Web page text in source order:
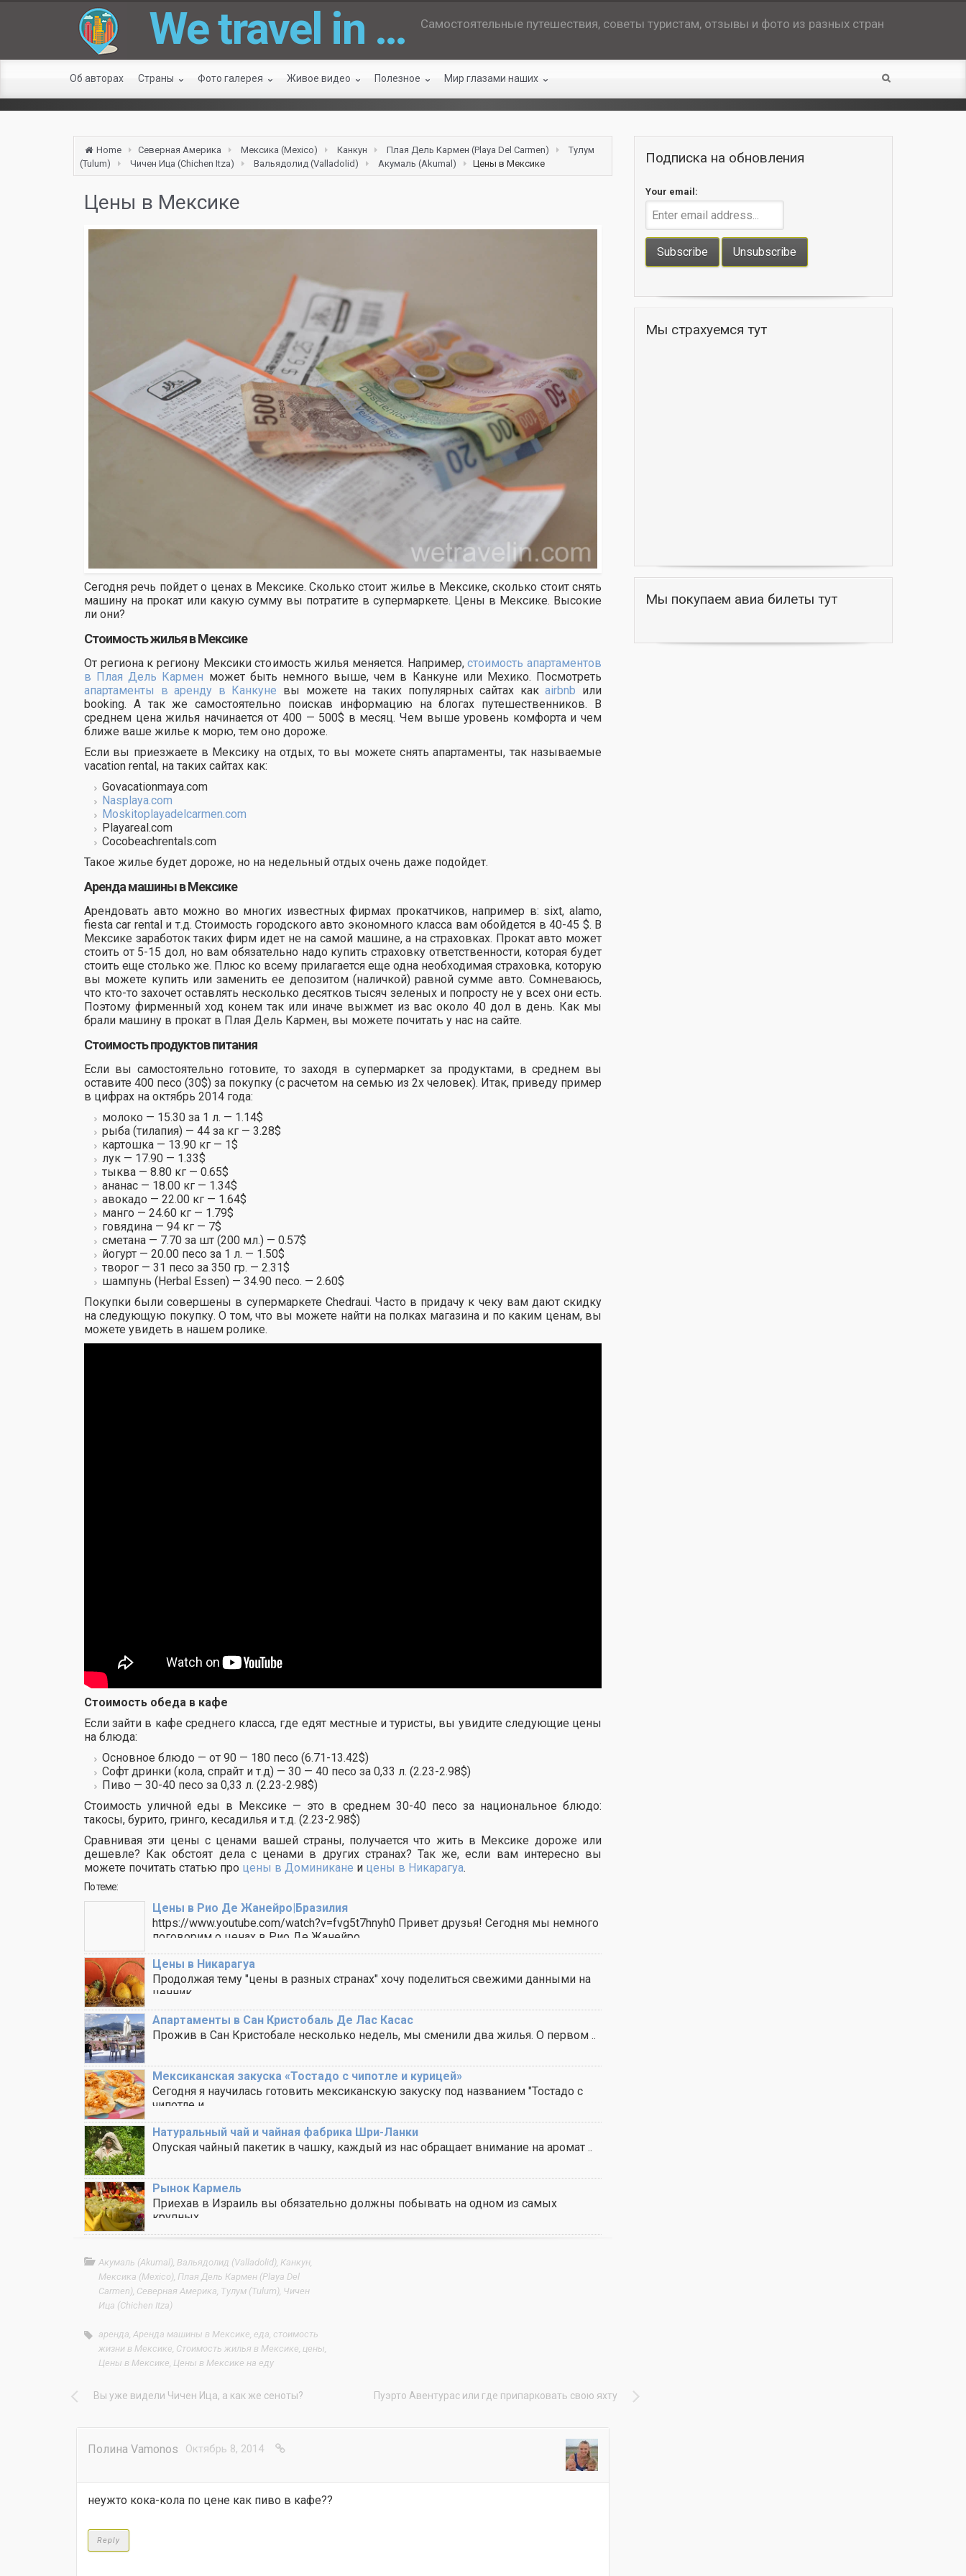
We travel in … Самостоятельные путешествия, советы туристам, отзывы и фото из разных стран
Об авторах Страны Фото галерея Живое видео Полезное Мир глазами наших
Home Северная Америка Мексика (Mexico) Канкун Плая Дель Кармен (Playa Del Carmen)
Тулум
(Tulum)
Чичен Ица (Сhichen Itza) Вальядолид (Valladolid) Акумаль (Akumal) Цены в Мексике
Цены в Мексике
Сегодня речь пойдет о ценах в Мексике. Сколько стоит жилье в Мексике, сколько стоит снять
машину на прокат или какую сумму вы потратите в супермаркете. Цены в Мексике. Высокие
ли они?
Стоимость жилья в Мексике
От региона к региону Мексики стоимость жилья меняется. Например,стоимость апартаментов
в Плая Дель Кармен может быть немного выше, чем в Канкуне или Мехико. Посмотреть
апартаменты в аренду в Канкуне вы можете на таких популярных сайтах какairbnb или
booking. А так же самостоятельно поискав информацию на блогах путешественников. В
среднем цена жилья начинается от 400 — 500$ в месяц. Чем выше уровень комфорта и чем
ближе ваше жилье к морю, тем оно дороже.
Если вы приезжаете в Мексику на отдых, то вы можете снять апартаменты, так называемые
vacation rental, на таких сайтах как:
Govacationmaya.com
Nasplaya.com
Moskitoplayadelcarmen.com
Playareal.com
Cocobeachrentals.com
Такое жилье будет дороже, но на недельный отдых очень даже подойдет.
Аренда машины в Мексике
Арендовать авто можно во многих известных фирмах прокатчиков, например в: sixt, alamo,
fiesta car rental и т.д. Стоимость городского авто экономного класса вам обойдется в 40-45 $. В
Мексике заработок таких фирм идет не на самой машине, а на страховках. Прокат авто может
стоить от 5-15 дол, но вам обязательно надо купить страховку ответственности, которая будет
стоить еще столько же. Плюс ко всему прилагается еще одна необходимая страховка, которую
вы можете купить или заменить ее депозитом (наличкой) равной сумме авто. Сомневаюсь,
что кто-то захочет оставлять несколько десятков тысяч зеленых и попросту не у всех они есть.
Поэтому фирменный ход конем так или иначе выжмет из вас около 40 дол в день. Как мы
брали машину в прокат в Плая Дель Кармен, вы можете почитать у нас на сайте.
Стоимость продуктов питания
Если вы самостоятельно готовите, то заходя в супермаркет за продуктами, в среднем вы
оставите 400 песо (30$) за покупку (с расчетом на семью из 2х человек). Итак, приведу пример
в цифрах на октябрь 2014 года:
молоко — 15.30 за 1 л. — 1.14$
рыба (тилапия) — 44 за кг — 3.28$
картошка — 13.90 кг — 1$
лук — 17.90 — 1.33$
тыква — 8.80 кг — 0.65$
ананас — 18.00 кг — 1.34$
авокадо — 22.00 кг — 1.64$
манго — 24.60 кг — 1.79$
говядина — 94 кг — 7$
сметана — 7.70 за шт (200 мл.) — 0.57$
йогурт — 20.00 песо за 1 л. — 1.50$
творог — 31 песо за 350 гр. — 2.31$
шампунь (Herbal Essen) — 34.90 песо. — 2.60$
Покупки были совершены в супермаркете Chedraui. Часто в придачу к чеку вам дают скидку
на следующую покупку. О том, что вы можете найти на полках магазина и по каким ценам, вы
можете увидеть в нашем ролике.
Стоимость обеда в кафе
Если зайти в кафе среднего класса, где едят местные и туристы, вы увидите следующие цены
на блюда:
Основное блюдо — от 90 — 180 песо (6.71-13.42$)
Софт дринки (кола, спрайт и т.д) — 30 — 40 песо за 0,33 л. (2.23-2.98$)
Пиво — 30-40 песо за 0,33 л. (2.23-2.98$)
Стоимость уличной еды в Мексике — это в среднем 30-40 песо за национальное блюдо:
такосы, бурито, гринго, кесадилья и т.д. (2.23-2.98$)
Сравнивая эти цены с ценами вашей страны, получается что жить в Мексике дороже или
дешевле? Как обстоят дела с ценами в других странах? Так же, если вам интересно вы
можете почитать статью про цены в Доминикане и цены в Никарагуа.
По теме:
Цены в Рио Де Жанейро|Бразилия
https://www.youtube.com/watch?v=fvg5t7hnyh0 Привет друзья! Сегодня мы немного
поговорим о ценах в Рио Де Жанейро. ..
Цены в Никарагуа
Продолжая тему "цены в разных странах" хочу поделиться свежими данными на
ценник ..
Апартаменты в Сан Кристобаль Де Лас Касас
Прожив в Сан Кристобале несколько недель, мы сменили два жилья. О первом ..
Мексиканская закуска «Тостадо с чипотле и курицей»
Сегодня я научилась готовить мексиканскую закуску под названием "Тостадо с
чипотле и ..
Натуральный чай и чайная фабрика Шри-Ланки
Опуская чайный пакетик в чашку, каждый из нас обращает внимание на аромат ..
Рынок Кармель
Приехав в Израиль вы обязательно должны побывать на одном из самых
крупных ..
Акумаль (Akumal) Вальядолид (Valladolid) Канкун
Мексика (Mexico) Плая Дель Кармен (Playa Del
Carmen) Северная Америка Тулум (Tulum) Чичен
Ица (Сhichen Itza)
аренда Аренда машины в Мексике еда стоимость
жизни в Мексике Стоимость жилья в Мексике цены
Цены в Мексике Цены в Мексике на еду
Вы уже видели Чичен Ица, а как же сеноты? Пуэрто Авентурас или где припарковать свою яхту
Полина Vamonos Октябрь 8, 2014
неужто кока-кола по цене как пиво в кафе??
Reply
Подписка на обновления
Your email:
Мы страхуемся тут
Мы покупаем авиа билеты тут